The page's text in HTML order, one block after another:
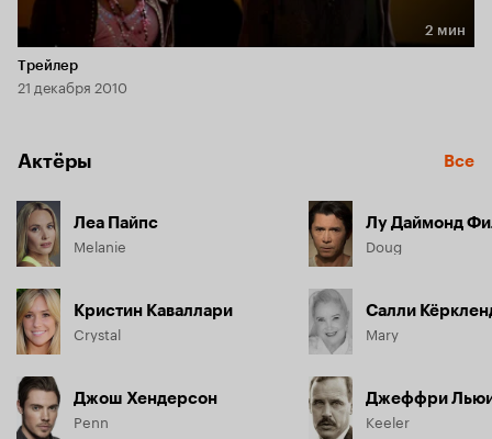
Длительность 2 мин
2 мин
Трейлер
21 декабря 2010
Актёры Все
Леа Пайпс
Melanie
Кристин Каваллари
Crystal
Джош Хендерсон
Penn
Лу Даймонд
Doug
Салли
Mary
Джеффри
Keeler